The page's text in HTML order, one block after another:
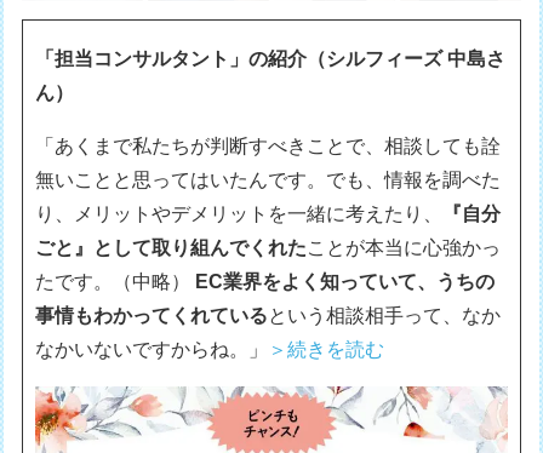
「担当コンサルタント」の紹介（シルフィーズ 中島さ
ん）
「あくまで私たちが判断すべきことで、相談しても詮
無いことと思ってはいたんです。でも、情報を調べた
り、メリットやデメリットを一緒に考えたり、
『自分
ごと』として取り組んでくれたことが本当に心強かっ
たです。（中略）
EC業界をよく知っていて、うちの
事情もわかってくれているという相談相手って、なか
なかいないですからね。」
＞続きを読む